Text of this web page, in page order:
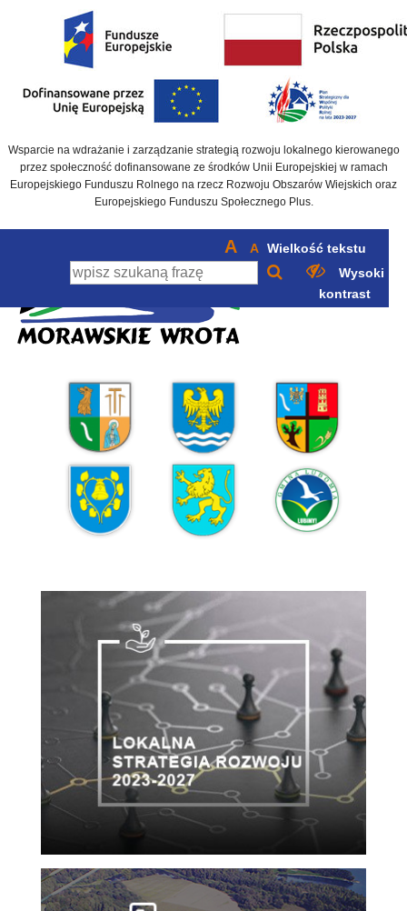
Wsparcie na wdrażanie i zarządzanie strategią rozwoju lokalnego kierowanego
przez społeczność dofinansowane ze środków Unii Europejskiej w ramach
Europejskiego Funduszu Rolnego na rzecz Rozwoju Obszarów Wiejskich oraz
Europejskiego Funduszu Społecznego Plus.
A A Wielkość tekstu
Wysoki
kontrast